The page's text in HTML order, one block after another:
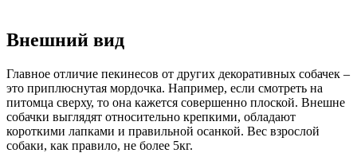
Внешний вид
Главное отличие пекинесов от других декоративных собачек –
это приплюснутая мордочка. Например, если смотреть на
питомца сверху, то она кажется совершенно плоской. Внешне
собачки выглядят относительно крепкими, обладают
короткими лапками и правильной осанкой. Вес взрослой
собаки, как правило, не более 5кг.